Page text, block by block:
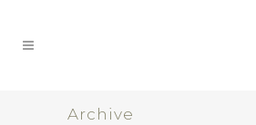
Archive